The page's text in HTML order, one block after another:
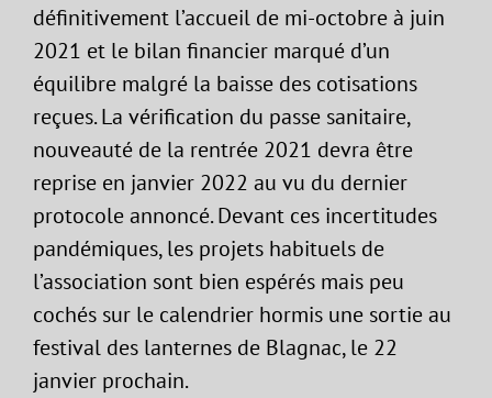
définitivement l’accueil de mi-octobre à juin
2021 et le bilan financier marqué d’un
équilibre malgré la baisse des cotisations
reçues. La vérification du passe sanitaire,
nouveauté de la rentrée 2021 devra être
reprise en janvier 2022 au vu du dernier
protocole annoncé. Devant ces incertitudes
pandémiques, les projets habituels de
l’association sont bien espérés mais peu
cochés sur le calendrier hormis une sortie au
festival des lanternes de Blagnac, le 22
janvier prochain.